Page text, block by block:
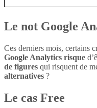
Le not Google
Ces derniers mois, certains
Google Analytics risque
de figures qui risquent de
alternatives ?
Le cas Free